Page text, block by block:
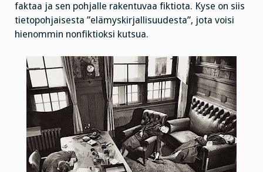
faktaa ja sen pohjalle rakentuvaa fiktiota. Kyse on siis
tietopohjaisesta ”elämyskirjallisuudesta”, jota voisi
hienommin nonfiktioksi kutsua.